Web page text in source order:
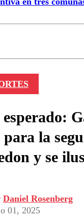
esperado:
la
y se
Daniel Rosenberg
01, 2025